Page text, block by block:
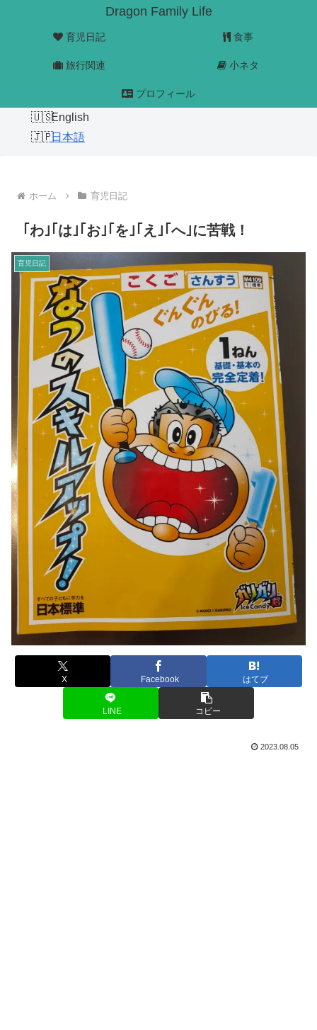
Dragon Family Life
育児日記 食事
旅行関連 小ネタ
プロフィール
English
日本語
ホーム 育児日記
｢わ｣｢は｣｢お｣｢を｣｢え｣｢へ｣に苦戦！
育児日記
X Facebook はてブ
LINE コピー
2023.08.05